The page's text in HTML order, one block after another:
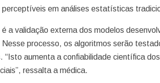
em análises estatísticas
a validação externa dos modelos
processo, os algoritmos serão
“Isto aumenta a confiabilidade científica
ressalta a médica.